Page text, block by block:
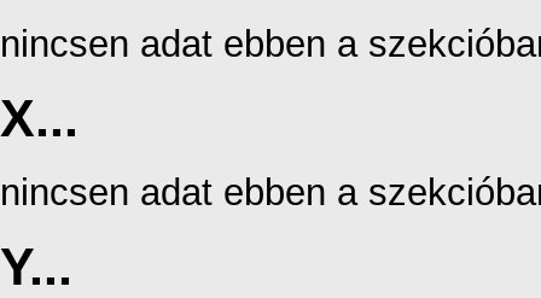
nincsen adat ebben a
X...
nincsen adat ebben a
Y...